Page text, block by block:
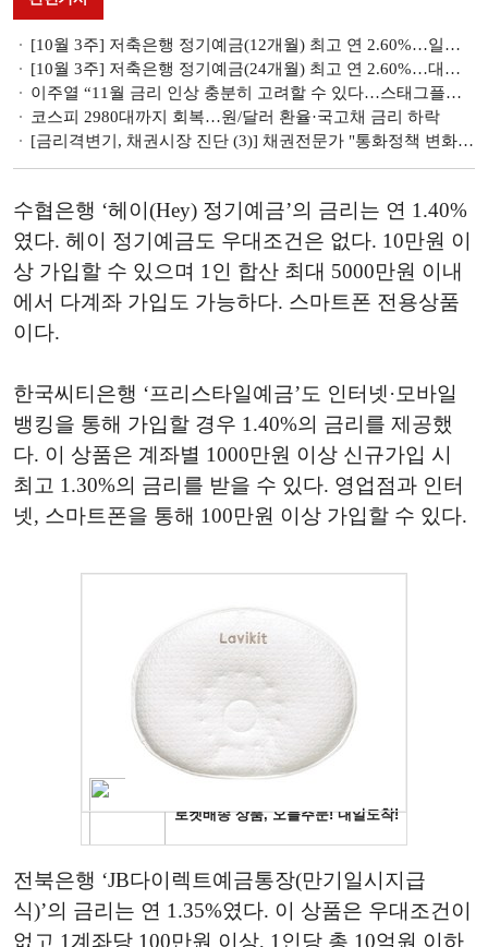
[10월 3주] 저축은행 정기예금(12개월) 최고 연 2.60%…일부 상품 금리 인하
[10월 3주] 저축은행 정기예금(24개월) 최고 연 2.60%…대출 규제에 금리 하락하나
이주열 “11월 금리 인상 충분히 고려할 수 있다…스태그플레이션 아냐”
코스피 2980대까지 회복…원/달러 환율·국고채 금리 하락
[금리격변기, 채권시장 진단 (3)] 채권전문가 "통화정책 변화, 채권시장 가장 큰 파급력…다음은 인플레이션 이슈"
수협은행 ‘헤이(Hey) 정기예금’의 금리는 연 1.40%
였다. 헤이 정기예금도 우대조건은 없다. 10만원 이
상 가입할 수 있으며 1인 합산 최대 5000만원 이내
에서 다계좌 가입도 가능하다. 스마트폰 전용상품
이다.
한국씨티은행 ‘프리스타일예금’도 인터넷·모바일
뱅킹을 통해 가입할 경우 1.40%의 금리를 제공했
다. 이 상품은 계좌별 1000만원 이상 신규가입 시
최고 1.30%의 금리를 받을 수 있다. 영업점과 인터
넷, 스마트폰을 통해 100만원 이상 가입할 수 있다.
전북은행 ‘JB다이렉트예금통장(만기일시지급
식)’의 금리는 연 1.35%였다. 이 상품은 우대조건이
없고 1계좌당 100만원 이상, 1인당 총 10억원 이하